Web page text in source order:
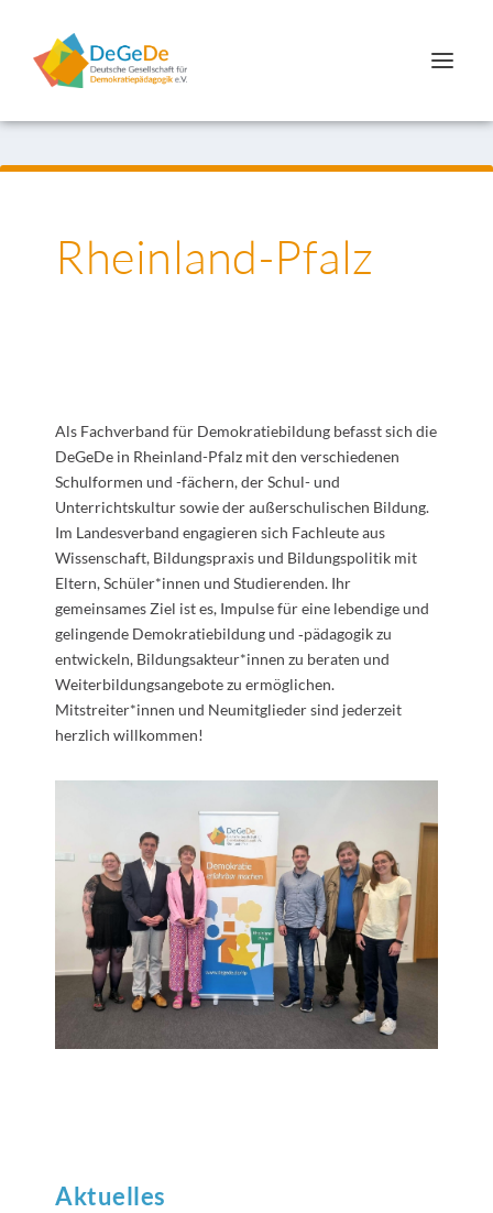
Rheinland-Pfalz
Als Fachverband für Demokratiebildung befasst sich die
DeGeDe in Rheinland-Pfalz mit den verschiedenen
Schulformen und -fächern, der Schul- und
Unterrichtskultur sowie der außerschulischen Bildung.
Im Landesverband engagieren sich Fachleute aus
Wissenschaft, Bildungspraxis und Bildungspolitik mit
Eltern, Schüler*innen und Studierenden. Ihr
gemeinsames Ziel ist es, Impulse für eine lebendige und
gelingende Demokratiebildung und ‑pädagogik zu
entwickeln, Bildungsakteur*innen zu beraten und
Weiterbildungsangebote zu ermöglichen.
Mitstreiter*innen und Neumitglieder sind jederzeit
herzlich willkommen!
Aktuelles